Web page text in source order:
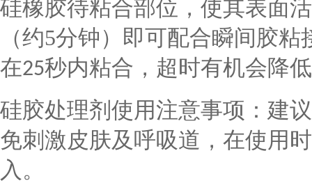
硅橡胶待粘合部位，使其表面
（约5分钟）即可配合瞬间胶粘
在25秒内粘合，超时有机会降
硅胶处理剂使用注意事项：建
免刺激皮肤及呼吸道，在使用
入。